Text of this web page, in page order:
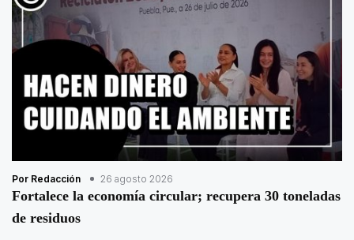
Por Redacción 26 agosto 2026
Fortalece la economía circular; recupera 30 toneladas
de residuos